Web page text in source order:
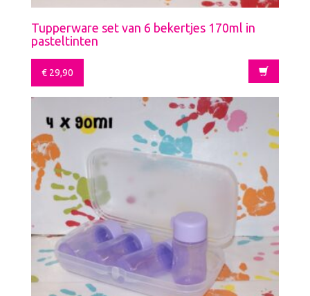
Tupperware set van 6 bekertjes 170ml in
pasteltinten
€ 29,90